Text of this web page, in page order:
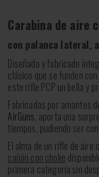
Carabina de aire
con palanca lateral,
Diseñado y fabricado
clásico que se funden
este rifle PCP un bella y
Fabricadas por amantes
AirGuns, aporta una
tiempos, pudiendo ser
El alma de un rifle de aire
cañón con choke
primera categoría sin